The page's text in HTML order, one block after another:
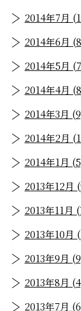
2014年7月
2014年6月
2014年5月
2014年4月
2014年3月
2014年2月
2014年1月
2013年12月
2013年11月
2013年10月
2013年9月
2013年8月
2013年7月